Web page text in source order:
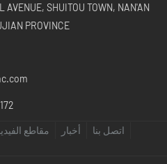
PROVINCE
مقاطع أخبار
اتصل بنا